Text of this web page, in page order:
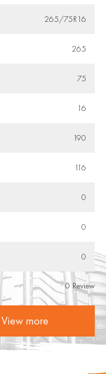
265/75R16
265
75
16
190
116
0
0
0
0 Review
View more